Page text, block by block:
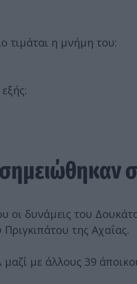
τιμάται η μνήμη του:
δυνάμεις του
της Αχαΐας.
με άλλους 39